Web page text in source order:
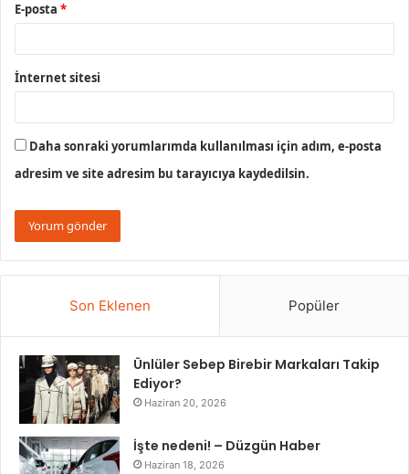
E-posta *
İnternet sitesi
Daha sonraki yorumlarımda kullanılması için adım, e-posta
adresim ve site adresim bu tarayıcıya kaydedilsin.
Son Eklenen Popüler
Ünlüler Sebep Birebir Markaları Takip
Ediyor?
Haziran 20, 2026
İşte nedeni! – Düzgün Haber
Haziran 18, 2026